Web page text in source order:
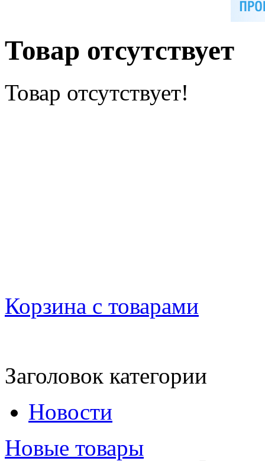
Товар отсутствует
Товар отсутствует!
Корзина с товарами
Заголовок категории
Новости
Новые товары